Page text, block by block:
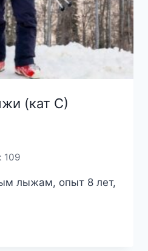
(кат С)
109
лыжам, опыт 8 лет,